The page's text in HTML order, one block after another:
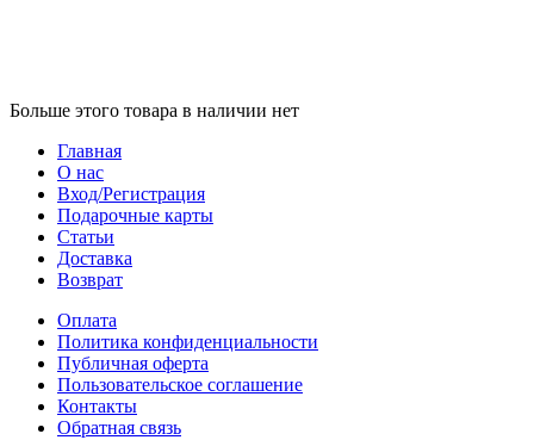
Больше этого товара в наличии нет
Главная
О нас
Вход/Регистрация
Подарочные карты
Статьи
Доставка
Возврат
Оплата
Политика конфиденциальности
Публичная оферта
Пользовательское соглашение
Контакты
Обратная связь